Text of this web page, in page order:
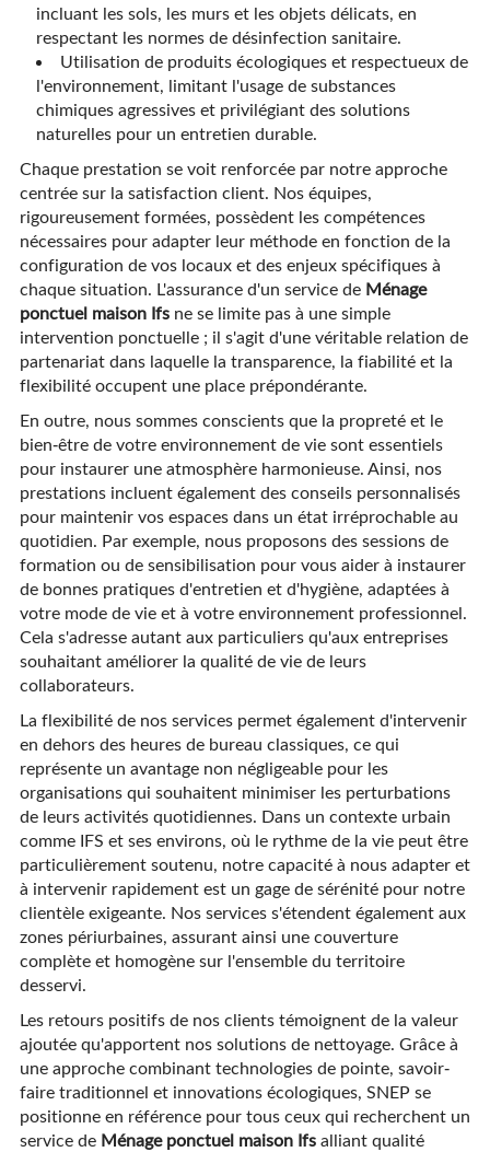
incluant les sols, les murs et les objets délicats, en
respectant les normes de désinfection sanitaire.
Utilisation de produits écologiques et respectueux de
l'environnement, limitant l'usage de substances
chimiques agressives et privilégiant des solutions
naturelles pour un entretien durable.
Chaque prestation se voit renforcée par notre approche
centrée sur la satisfaction client. Nos équipes,
rigoureusement formées, possèdent les compétences
nécessaires pour adapter leur méthode en fonction de la
configuration de vos locaux et des enjeux spécifiques à
chaque situation. L'assurance d'un service de Ménage
ponctuel maison Ifsne se limite pas à une simple
intervention ponctuelle ; il s'agit d'une véritable relation de
partenariat dans laquelle la transparence, la fiabilité et la
flexibilité occupent une place prépondérante.
En outre, nous sommes conscients que la propreté et le
bien-être de votre environnement de vie sont essentiels
pour instaurer une atmosphère harmonieuse. Ainsi, nos
prestations incluent également des conseils personnalisés
pour maintenir vos espaces dans un état irréprochable au
quotidien. Par exemple, nous proposons des sessions de
formation ou de sensibilisation pour vous aider à instaurer
de bonnes pratiques d'entretien et d'hygiène, adaptées à
votre mode de vie et à votre environnement professionnel.
Cela s'adresse autant aux particuliers qu'aux entreprises
souhaitant améliorer la qualité de vie de leurs
collaborateurs.
La flexibilité de nos services permet également d'intervenir
en dehors des heures de bureau classiques, ce qui
représente un avantage non négligeable pour les
organisations qui souhaitent minimiser les perturbations
de leurs activités quotidiennes. Dans un contexte urbain
comme IFS et ses environs, où le rythme de la vie peut être
particulièrement soutenu, notre capacité à nous adapter et
à intervenir rapidement est un gage de sérénité pour notre
clientèle exigeante. Nos services s'étendent également aux
zones périurbaines, assurant ainsi une couverture
complète et homogène sur l'ensemble du territoire
desservi.
Les retours positifs de nos clients témoignent de la valeur
ajoutée qu'apportent nos solutions de nettoyage. Grâce à
une approche combinant technologies de pointe, savoir-
faire traditionnel et innovations écologiques, SNEP se
positionne en référence pour tous ceux qui recherchent un
service de Ménage ponctuel maison Ifsalliant qualité